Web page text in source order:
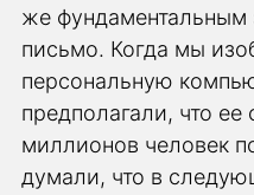
же фундаментальным
письмо. Когда мы
персональную
предполагали, что ее
миллионов человек
думали, что в